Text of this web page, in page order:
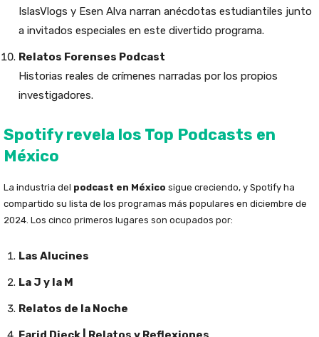
IslasVlogs y Esen Alva narran anécdotas estudiantiles junto
a invitados especiales en este divertido programa.
Relatos Forenses Podcast
Historias reales de crímenes narradas por los propios
investigadores.
Spotify revela los Top Podcasts en
México
La industria del podcast en México sigue creciendo, y Spotify ha
compartido su lista de los programas más populares en diciembre de
2024. Los cinco primeros lugares son ocupados por:
Las Alucines
La J y la M
Relatos de la Noche